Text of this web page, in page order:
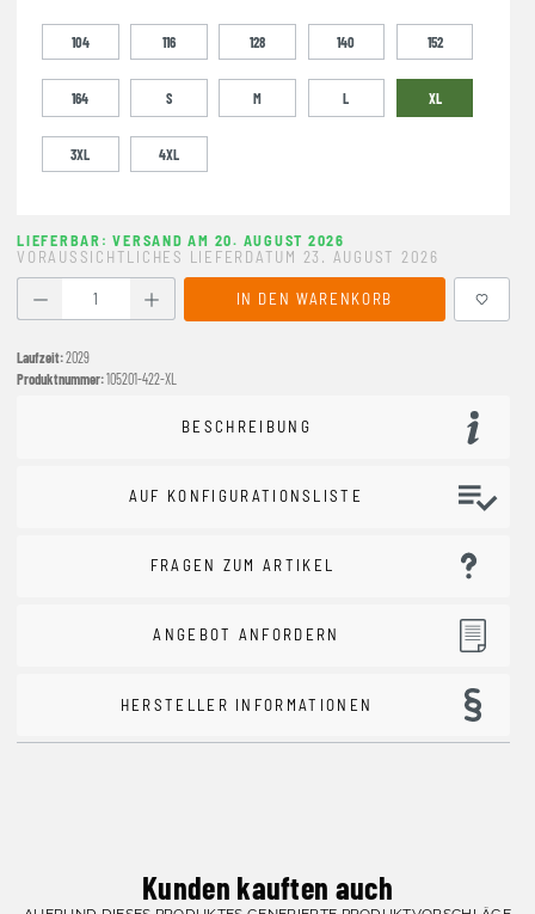
104 116 128 140 152
164 S M L XL
3XL 4XL
LIEFERBAR: VERSAND AM 20. AUGUST 2026
VORAUSSICHTLICHES LIEFERDATUM 23. AUGUST 2026
Produkt Anzahl: Gib den gewünschten Wert ein oder
IN DEN WARENKORB
Laufzeit:2029
Produktnummer:105201-422-XL
BESCHREIBUNG
AUF KONFIGURATIONSLISTE
FRAGEN ZUM ARTIKEL
ANGEBOT ANFORDERN
HERSTELLER INFORMATIONEN
Kunden kauften auch